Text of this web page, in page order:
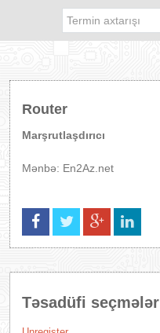
Router
Marşrutlaşdırıcı
Mənbə: En2Az.net
Təsadüfi seçmələr